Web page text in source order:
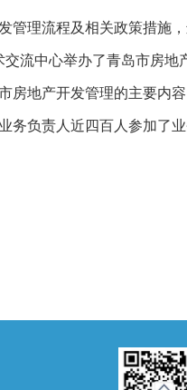
理流程及相关政策措施
流中心举办了青岛市房地
房地产开发管理的主要内
务负责人近四百人参加了